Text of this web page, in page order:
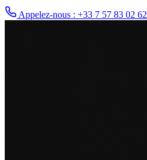
Appelez-nous : +33 7 57 83 02 62